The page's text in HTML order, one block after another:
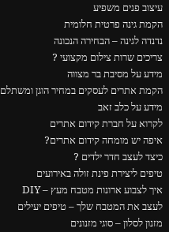
עיצוב פנים משפיע
הקמת גינה פרטית חלומית
נדנדה לגינה – הבחירה הנכונה
צריכים שרות צילום מקצועי ?
מידע על מסיבת בר מצווה
הקמת אתרים לעסקים במחיר הוגן ומשתלם
מידע על כלב זאב
לקרוא על חברת קידום אתרים
איפה יש מומחה קידום אתרים?
כיצד לעצב חדר ילדים ?
טיפים ליצירת פינת זולה באירועים
איך לצבוע ארונות מטבח מעץ – DIY
לעצב את המטבח שלך – טיפים יעילים
מזנון לסלון – סוגי מזנונים